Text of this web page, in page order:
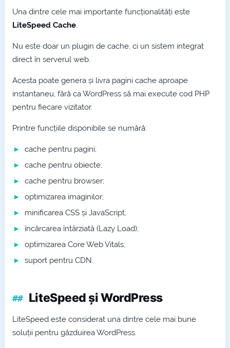
Una dintre cele mai importante funcționalități este
LiteSpeed Cache.
Nu este doar un plugin de cache, ci un sistem integrat
direct în serverul web.
Acesta poate genera și livra pagini cache aproape
instantaneu, fără ca WordPress să mai execute cod PHP
pentru fiecare vizitator.
Printre funcțiile disponibile se numără:
cache pentru pagini;
cache pentru obiecte;
cache pentru browser;
optimizarea imaginilor;
minificarea CSS și JavaScript;
încărcarea întârziată (Lazy Load);
optimizarea Core Web Vitals;
suport pentru CDN.
LiteSpeed și WordPress
LiteSpeed este considerat una dintre cele mai bune
soluții pentru găzduirea WordPress.